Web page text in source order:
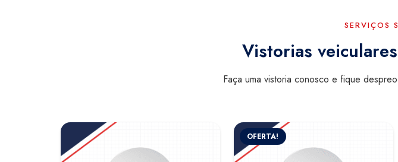
SERVIÇOS
Vistorias
Faça uma vistoria conosco e fique
OFERTA!